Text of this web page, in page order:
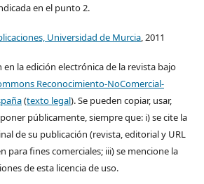
en el punto 2.
Universidad de Murcia, 2011
en la edición electrónica de la revista bajo
Reconocimiento-NoComercial-
(texto legal). Se pueden copiar, usar,
públicamente, siempre que: i) se cite la
de su publicación (revista, editorial y URL
para fines comerciales; iii) se mencione la
de esta licencia de uso.